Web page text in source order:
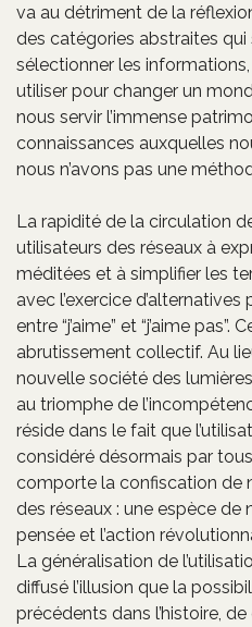
va au détriment de la
des catégories abstraites
sélectionner les
utiliser pour changer un
nous servir l’immense
connaissances auxquelles
nous n’avons pas une
La rapidité de la circulation
utilisateurs des réseaux à
méditées et à simplifier les
avec l’exercice
entre “j’aime” et “j’aime
abrutissement collectif. Au
nouvelle société des
au triomphe de
réside dans le fait que
considéré désormais par
comporte la confiscation de
des réseaux : une espèce de
pensée et l’action
La généralisation de
diffusé l’illusion que la
précédents dans l’histoire,